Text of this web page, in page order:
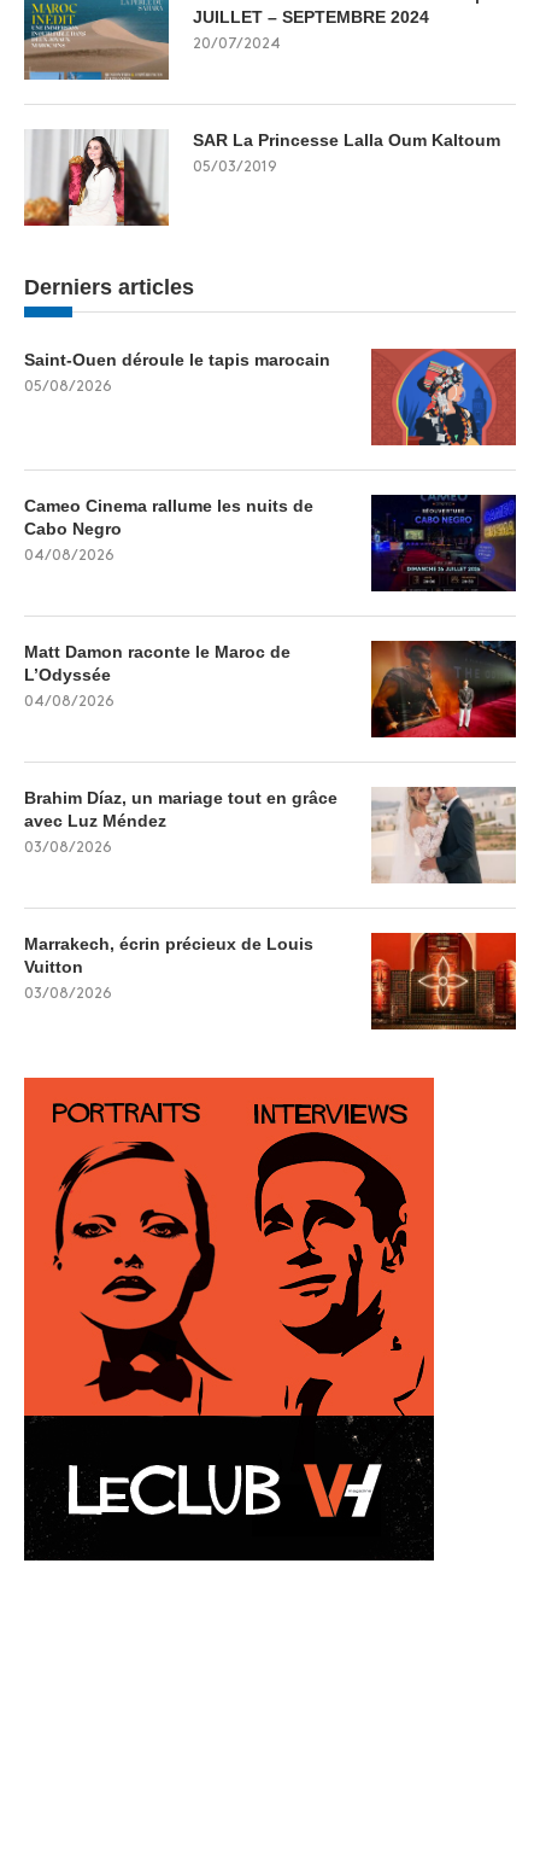
JUILLET – SEPTEMBRE 2024
20/07/2024
SAR La Princesse Lalla Oum Kaltoum
05/03/2019
Derniers articles
Saint-Ouen déroule le tapis marocain
05/08/2026
Cameo Cinema rallume les nuits de
Cabo Negro
04/08/2026
Matt Damon raconte le Maroc de
L’Odyssée
04/08/2026
Brahim Díaz, un mariage tout en grâce
avec Luz Méndez
03/08/2026
Marrakech, écrin précieux de Louis
Vuitton
03/08/2026